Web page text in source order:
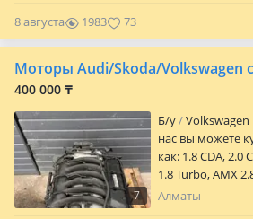
быстрая
по всему
качество.
балконовый
8 августа 1983 73
Моторы Audi/Skoda/Volkswagen
400 000 ₸
7
Б/y Volkswagen
нас вы можете
как: 1.8 CDA, 2.0
1.8 Turbo, AMX
AXW, ADR 1.8, 3.0
Алматы